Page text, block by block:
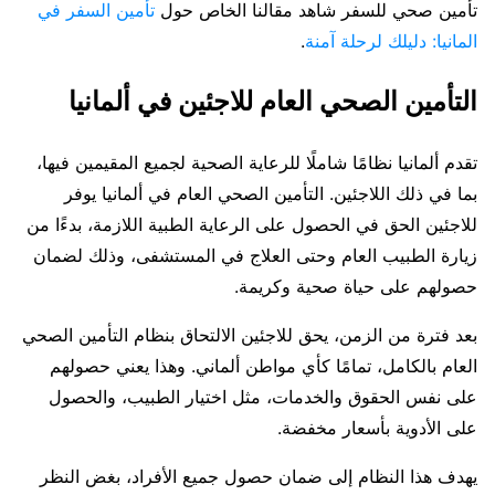
تأمين صحي للسفر شاهد مقالنا الخاص حول تأمين السفر في
المانيا: دليلك لرحلة آمنة.
التأمين الصحي العام للاجئين في ألمانيا
تقدم ألمانيا نظامًا شاملًا للرعاية الصحية لجميع المقيمين فيها،
بما في ذلك اللاجئين. التأمين الصحي العام في ألمانيا يوفر
للاجئين الحق في الحصول على الرعاية الطبية اللازمة، بدءًا من
زيارة الطبيب العام وحتى العلاج في المستشفى، وذلك لضمان
حصولهم على حياة صحية وكريمة.
بعد فترة من الزمن، يحق للاجئين الالتحاق بنظام التأمين الصحي
العام بالكامل، تمامًا كأي مواطن ألماني. وهذا يعني حصولهم
على نفس الحقوق والخدمات، مثل اختيار الطبيب، والحصول
على الأدوية بأسعار مخفضة.
يهدف هذا النظام إلى ضمان حصول جميع الأفراد، بغض النظر